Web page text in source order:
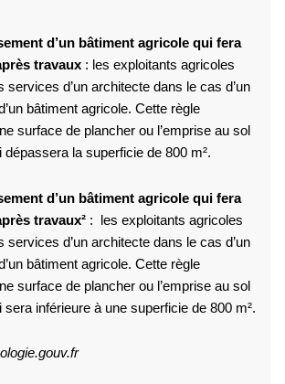
d’un bâtiment agricole qui fera
travaux: les exploitants agricoles
services d’un architecte dans le cas d’un
bâtiment agricole. Cette règle
surface de plancher ou l’emprise au sol
la superficie de 800 m².
d’un bâtiment agricole qui fera
travaux²: les exploitants agricoles
services d’un architecte dans le cas d’un
bâtiment agricole. Cette règle
surface de plancher ou l’emprise au sol
inférieure à une superficie de 800 m².